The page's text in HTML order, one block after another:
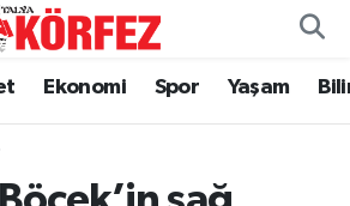
Ekonomi Spor Yaşam